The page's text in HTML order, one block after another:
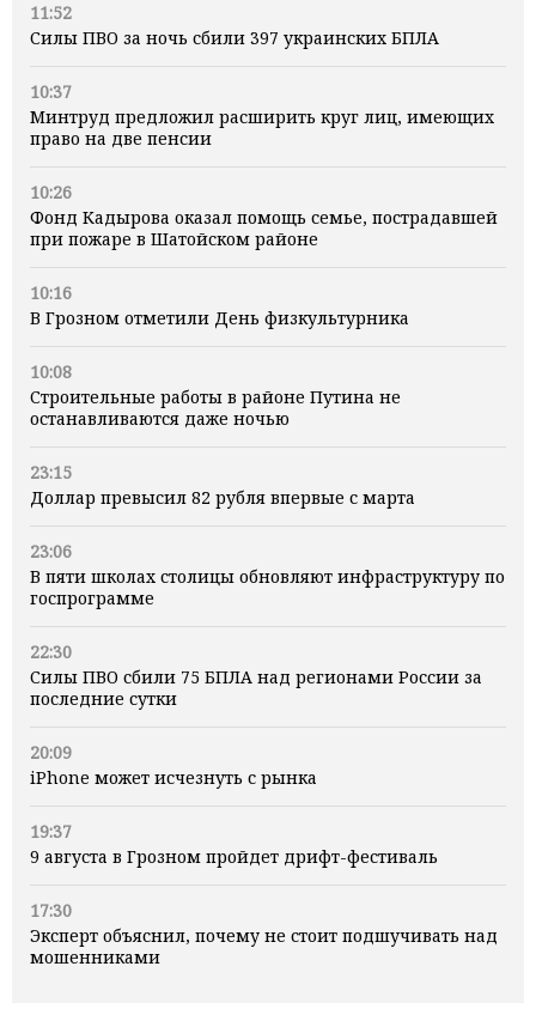
11:52
Силы ПВО за ночь сбили 397 украинских БПЛА
10:37
Минтруд предложил расширить круг лиц, имеющих
право на две пенсии
10:26
Фонд Кадырова оказал помощь семье, пострадавшей
при пожаре в Шатойском районе
10:16
В Грозном отметили День физкультурника
10:08
Строительные работы в районе Путина не
останавливаются даже ночью
23:15
Доллар превысил 82 рубля впервые с марта
23:06
В пяти школах столицы обновляют инфраструктуру по
госпрограмме
22:30
Силы ПВО сбили 75 БПЛА над регионами России за
последние сутки
20:09
iPhone может исчезнуть с рынка
19:37
9 августа в Грозном пройдет дрифт-фестиваль
17:30
Эксперт объяснил, почему не стоит подшучивать над
мошенниками